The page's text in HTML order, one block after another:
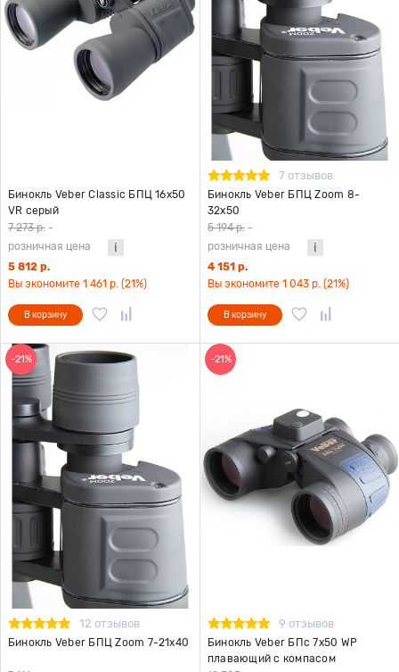
Бинокль Veber Classic БПЦ 16x50
VR серый
7 273 р. -
розничная цена
5 812 р.
Вы экономите 1 461 р. (21%)
В корзину
7 отзывов
Бинокль Veber БПЦ Zoom 8-
32x50
5 194 р. -
розничная цена
4 151 р.
Вы экономите 1 043 р. (21%)
В корзину
-21%
12 отзывов
Бинокль Veber БПЦ Zoom 7-21x40
-21%
9 отзывов
Бинокль Veber БПс 7x50 WP
плавающий с компасом